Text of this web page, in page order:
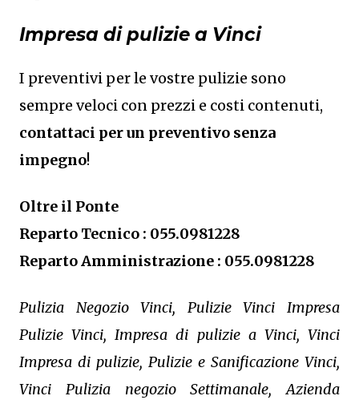
Impresa di pulizie a Vinci
I preventivi per le vostre pulizie sono
sempre veloci con prezzi e costi contenuti,
contattaci per un preventivo senza
impegno!
Oltre il Ponte
Reparto Tecnico : 055.0981228
Reparto Amministrazione : 055.0981228
Pulizia Negozio Vinci, Pulizie Vinci Impresa
Pulizie Vinci, Impresa di pulizie a Vinci, Vinci
Impresa di pulizie, Pulizie e Sanificazione Vinci,
Vinci Pulizia negozio Settimanale, Azienda